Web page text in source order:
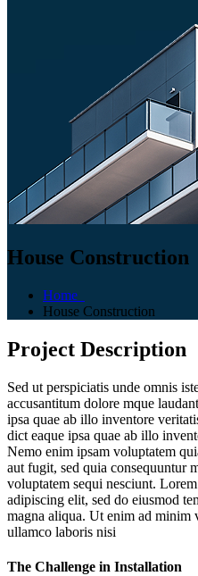
House Construction
Home
House Construction
Project Description
Sed ut perspiciatis unde omnis
accusantitum dolore mque
ipsa quae ab illo inventore
dict eaque ipsa quae ab illo
Nemo enim ipsam voluptatem
aut fugit, sed quia consequuntur
voluptatem sequi nesciunt.
adipiscing elit, sed do eiusmod
magna aliqua. Ut enim ad minim
ullamco laboris nisi
The Challenge in Installation